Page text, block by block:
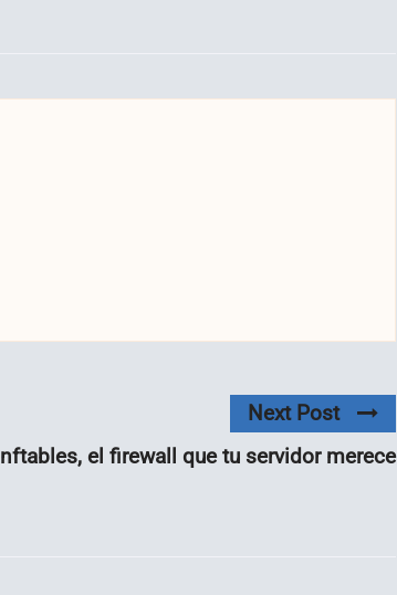
Next Post
nftables, el firewall que tu servidor merece